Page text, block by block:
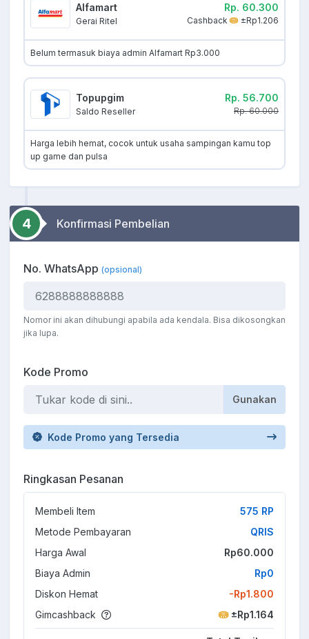
Alfamart
Gerai Ritel
Rp. 60.300
Cashback ±Rp1.206
Belum termasuk biaya admin Alfamart Rp3.000
Topupgim
Saldo Reseller
Rp. 56.700
Rp. 60.000
Harga lebih hemat, cocok untuk usaha sampingan kamu top
up game dan pulsa
4 Konfirmasi Pembelian
No. WhatsApp (opsional)
Nomor ini akan dihubungi apabila ada kendala. Bisa dikosongkan
jika lupa.
Kode Promo
Gunakan
Kode Promo yang Tersedia
Ringkasan Pesanan
Membeli Item
575 RP
Metode Pembayaran
QRIS
Harga Awal
Rp60.000
Biaya Admin
Rp0
Diskon Hemat
-Rp1.800
Gimcashback
±Rp1.164